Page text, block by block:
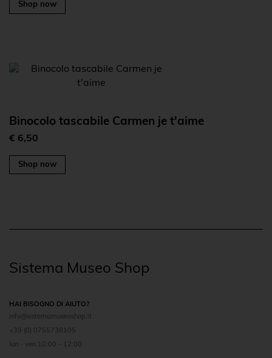
Shop now
Binocolo tascabile Carmen je t'aime
€ 6,50
Shop now
Sistema Museo Shop
HAI BISOGNO DI AIUTO?
info@sistemamuseoshop.it
+39 (0) 0755738105
lun - ven 10:00 - 12:00